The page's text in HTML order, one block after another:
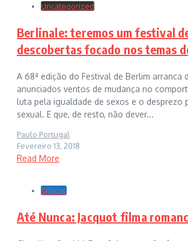
Uncategorized
Berlinale: teremos um festival
descobertas focado nos temas
A 68ª edição do Festival de Berlim arranca
anunciados ventos de mudança no
luta pela igualdade de sexos e o desprezo
sexual. E que, de resto, não dever...
Paulo Portugal
Fevereiro 13, 2018
Read More
Críticas
Até Nunca: Jacquot filma